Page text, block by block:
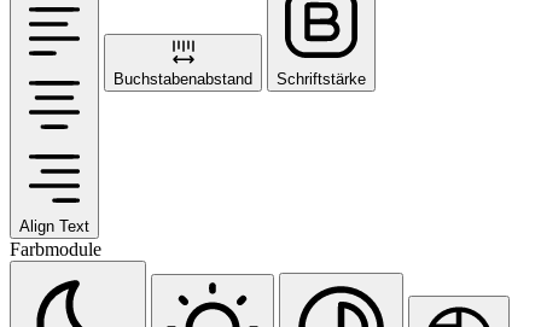
Align Text
Buchstabenabstand Schriftstärke
Farbmodule